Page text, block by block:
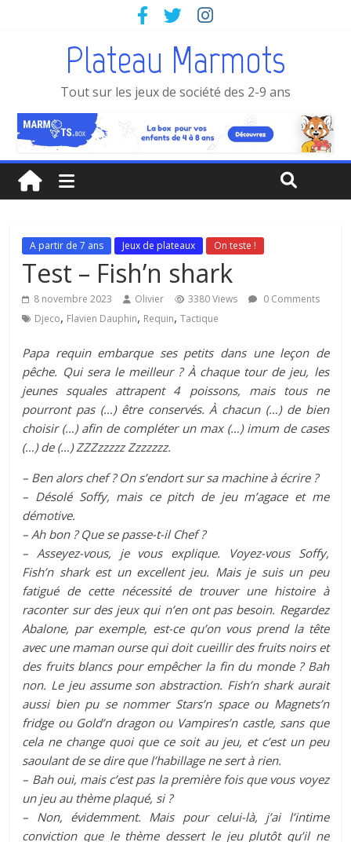
Plateau Marmots
Tout sur les jeux de société des 2-9 ans
A partir de 7 ans Jeux de plateaux On teste !
Test – Fish’n shark
8 novembre 2023 Olivier 3380 Views
0 Comments
Djeco, Flavien Dauphin, Requin,Tactique
Papa requin embarque ses petits dans une leçon de
pêche. Qui sera le meilleur ? À chaque tour de jeu, les
jeunes squales attrapent 4 poissons, mais tous ne
pourront pas (…) être conservés. À chacun (…) de bien
choisir (…) afin de compléter un max (…) imum de cases
(…) de (…) ZZZzzzzz Zzzzzzz.
– Ben alors chef ? On s’endort sur sa machine à écrire ?
– Désolé Soffy, mais ce pitch de jeu m’agace et me
démotive.
– Ah bon ? Que se passe-t-il Chef ?
– Asseyez-vous, je vous explique. Voyez-vous Soffy,
Fish’n shark est un excellent jeu. Mais je suis un peu
fatigué de cette nécessité de trouver une histoire à
raconter sur des jeux qui n’en ont pas besoin. Regardez
Abalone, par exemple, est-ce qu’on vous prend la tête
avec une maman ourse qui doit cueillir des fruits noirs et
des fruits blancs pour empêcher la fin du monde ? Bah
non. Le jeu assume son abstraction. Fish’n shark aurait
aussi bien pu se nommer Stars’n space ou Magnets’n
fridge ou Gold’n dragon ou Vampires’n castle, sans que
cela ne change quoi que ce soit au jeu, et c’est un peu
saoulant de se dire que l’habillage ne sert à rien.
– Bah oui, mais c’est pas la première fois que vous voyez
un jeu au thème plaqué, si ?
– Non, évidemment. Mais pour celui-là, j’ai l’intime
conviction que le thème dessert le jeu plutôt qu’il ne